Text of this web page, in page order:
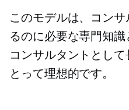
このモデルは、コン
るのに必要な専門知識
コンサルタントとし
とって理想的です。